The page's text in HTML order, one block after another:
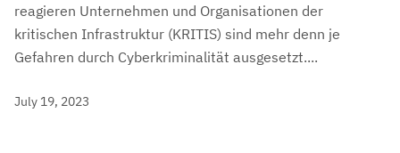
reagieren Unternehmen und Organisationen der
kritischen Infrastruktur (KRITIS) sind mehr denn je
Gefahren durch Cyberkriminalität ausgesetzt....
July 19, 2023